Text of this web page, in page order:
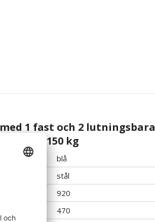
1 fast och 2 lutningsbara
150 kg
blå
stål
920
470